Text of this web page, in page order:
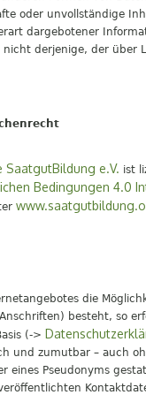
oder unvollständige
dargebotener
derjenige, der über
SaatgutBildung e.V. ist
Bedingungen 4.0
die
besteht, so
(->
und zumutbar – auch
eines Pseudonyms